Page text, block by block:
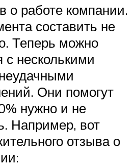
о работе компании.
составить не
Теперь можно
с несколькими
Они помогут
нужно и не
Например, вот
отзыва о